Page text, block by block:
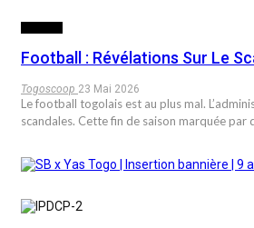
Football : Révélations Sur Le
Togoscoop 23 Mai 2026
Le football togolais est au plus mal.
scandales. Cette fin de saison marquée